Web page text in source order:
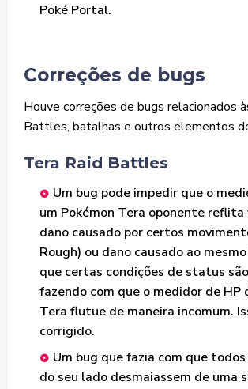
Poké Portal.
Correções de bugs
Houve correções de bugs relacionados
Battles, batalhas e outros elementos
Tera Raid Battles
Um bug pode impedir que o
um Pokémon Tera oponente
dano causado por certos
Rough) ou dano causado ao
que certas condições de status
fazendo com que o medidor de HP
Tera flutue de maneira incomum.
corrigido.
Um bug que fazia com que todos
do seu lado desmaiassem de uma